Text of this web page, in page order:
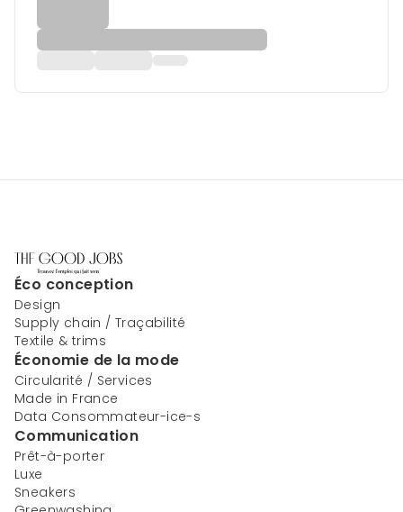
Éco conception
Design
Supply chain / Traçabilité
Textile & trims
Économie de la mode
Circularité / Services
Made in France
Data Consommateur-ice-s
Communication
Prêt-à-porter
Luxe
Sneakers